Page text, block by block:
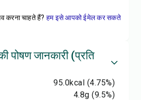
करना चाहते हैं? हम इसे आपको ईमेल कर सकते
पोषण जानकारी (प्रति
95.0kcal (4.75%)
4.8g (9.5%)